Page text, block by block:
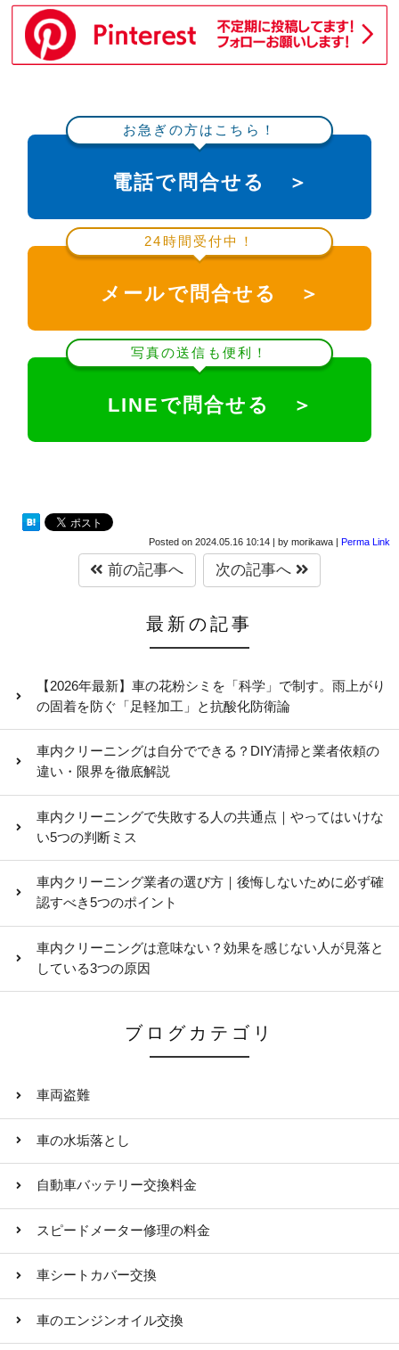
お急ぎの方はこちら！
電話で問合せる ＞
24時間受付中！
メールで問合せる ＞
写真の送信も便利！
LINEで問合せる ＞
Posted on 2024.05.16 10:14 | by morikawa | Perma Link
前の記事へ 次の記事へ
最新の記事
【2026年最新】車の花粉シミを「科学」で制す。雨上がり
の固着を防ぐ「足軽加工」と抗酸化防衛論
車内クリーニングは自分でできる？DIY清掃と業者依頼の
違い・限界を徹底解説
車内クリーニングで失敗する人の共通点｜やってはいけな
い5つの判断ミス
車内クリーニング業者の選び方｜後悔しないために必ず確
認すべき5つのポイント
車内クリーニングは意味ない？効果を感じない人が見落と
している3つの原因
ブログカテゴリ
車両盗難
車の水垢落とし
自動車バッテリー交換料金
スピードメーター修理の料金
車シートカバー交換
車のエンジンオイル交換